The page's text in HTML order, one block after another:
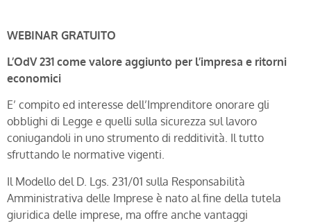
WEBINAR GRATUITO
L’OdV 231 come valore aggiunto per l’impresa e ritorni
economici
E’ compito ed interesse dell’Imprenditore onorare gli
obblighi di Legge e quelli sulla sicurezza sul lavoro
coniugandoli in uno strumento di redditività. Il tutto
sfruttando le normative vigenti.
Il Modello del D. Lgs. 231/01 sulla Responsabilità
Amministrativa delle Imprese è nato al fine della tutela
giuridica delle imprese, ma offre anche vantaggi